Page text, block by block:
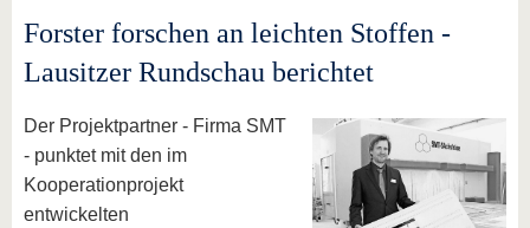
Forster forschen an leichten Stoffen -
Lausitzer Rundschau berichtet
Der Projektpartner - Firma SMT
- punktet mit den im
Kooperationprojekt
entwickelten